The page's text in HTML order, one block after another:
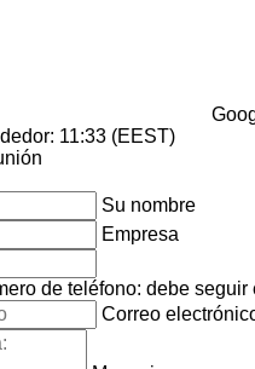
11:33 (EEST)
Su nombre
Empresa
de teléfono: debe
Correo